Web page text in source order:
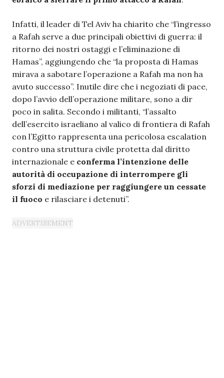
Infatti, il leader di Tel Aviv ha chiarito che “l’ingresso
a Rafah serve a due principali obiettivi di guerra: il
ritorno dei nostri ostaggi e l’eliminazione di
Hamas”, aggiungendo che “la proposta di Hamas
mirava a sabotare l’operazione a Rafah ma non ha
avuto successo”. Inutile dire che i negoziati di pace,
dopo l’avvio dell’operazione militare, sono a dir
poco in salita. Secondo i militanti, “l’assalto
dell’esercito israeliano al valico di frontiera di Rafah
con l’Egitto rappresenta una pericolosa escalation
contro una struttura civile protetta dal diritto
internazionale e conferma l’intenzione delle
autorità di occupazione di interrompere gli
sforzi di mediazione per raggiungere un cessate
il fuoco e rilasciare i detenuti”.